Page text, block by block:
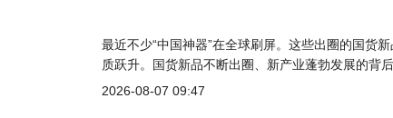
最近不少“中国神器”在全球刷屏。这些出圈的国货
质跃升。国货新品不断出圈、新产业蓬勃发展的背
2026-08-07 09:47